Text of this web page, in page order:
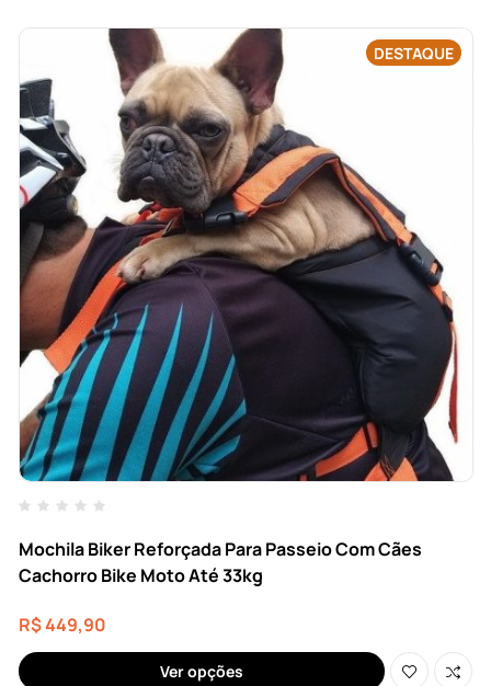
DESTAQUE
Mochila Biker Reforçada Para Passeio Com Cães
Cachorro Bike Moto Até 33kg
R$449,90
Ver opções